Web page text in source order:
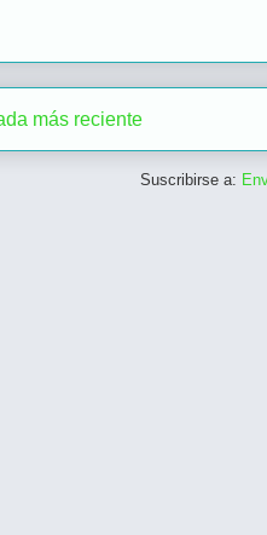
más reciente
Suscribirse a: